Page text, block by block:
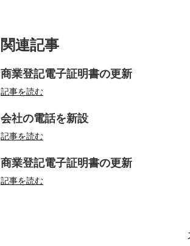
関連記事
商業登記電子証明書の更新
記事を読む
会社の電話を新設
記事を読む
商業登記電子証明書の更新
記事を読む